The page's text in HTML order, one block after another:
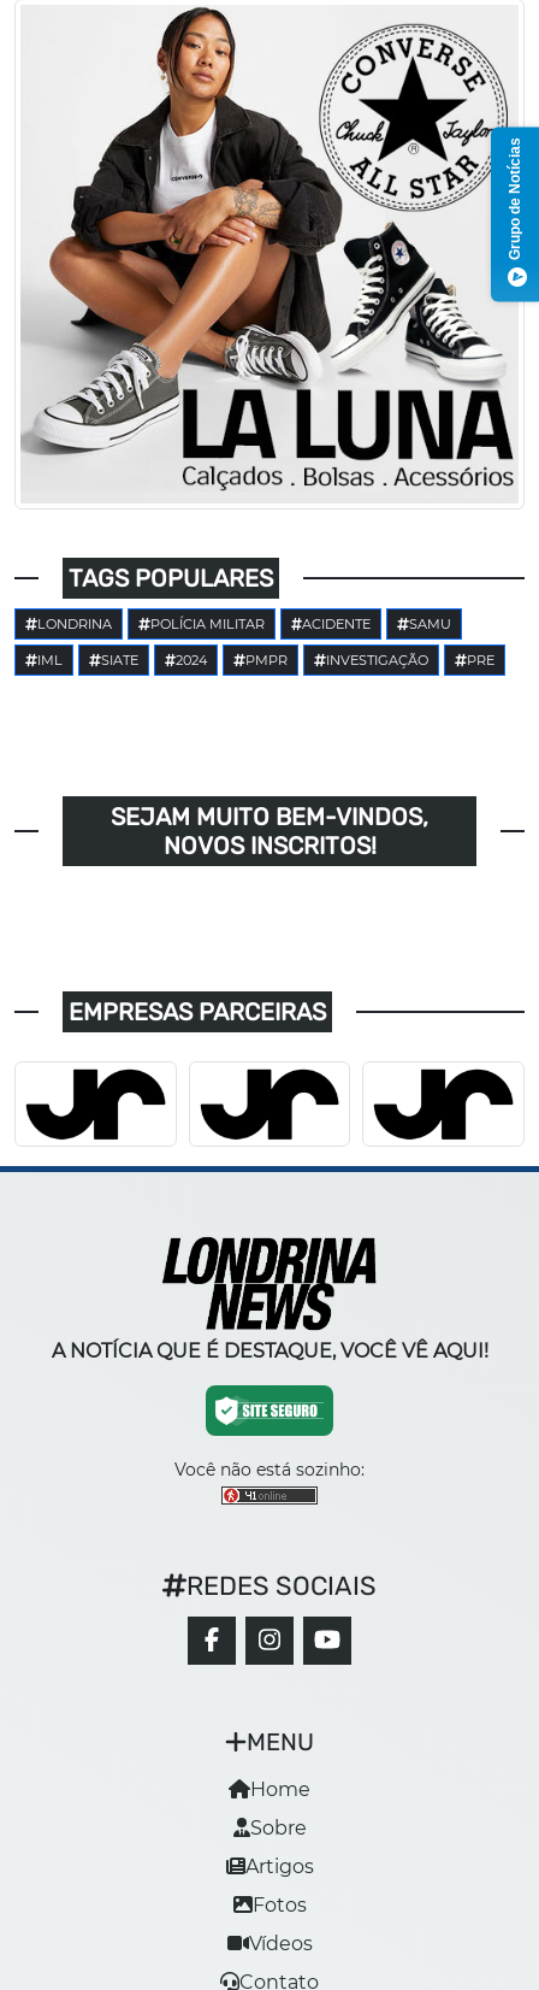
TAGS POPULARES
LONDRINA POLÍCIA MILITAR ACIDENTE SAMU
IML SIATE 2024 PMPR INVESTIGAÇÃO PRE
SEJAM MUITO BEM-VINDOS,
NOVOS INSCRITOS!
EMPRESAS PARCEIRAS
A NOTÍCIA QUE É DESTAQUE, VOCÊ VÊ AQUI!
Você não está sozinho:
MENU
Home
Sobre
Artigos
Fotos
Vídeos
Contato
REDES SOCIAIS
Grupo de Notícias